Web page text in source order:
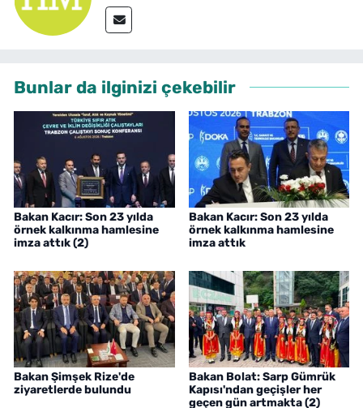
Bunlar da ilginizi çekebilir
Bakan Kacır: Son 23 yılda
örnek kalkınma hamlesine
imza attık (2)
Bakan Kacır: Son 23 yılda
örnek kalkınma hamlesine
imza attık
Bakan Şimşek Rize'de
ziyaretlerde bulundu
Bakan Bolat: Sarp Gümrük
Kapısı'ndan geçişler her
geçen gün artmakta (2)